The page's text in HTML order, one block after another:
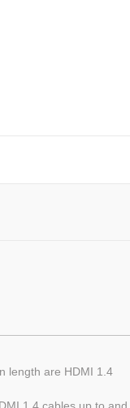
length are HDMI 1.4